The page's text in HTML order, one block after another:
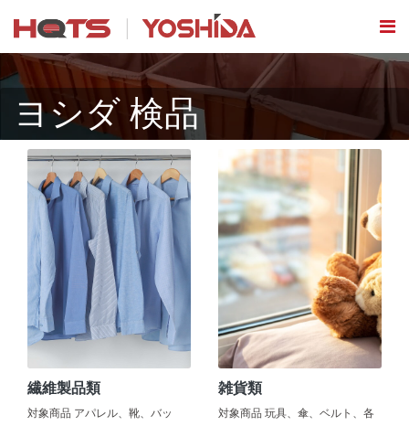
ヨシダ 検品
繊維製品類
対象商品 アパレル、靴、バッ
雑貨類
対象商品 玩具、傘、ベルト、各